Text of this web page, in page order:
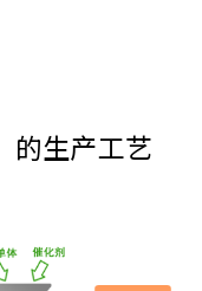
的生产工艺